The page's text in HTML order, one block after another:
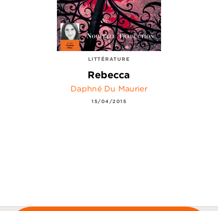
LITTÉRATURE
Rebecca
Daphné Du Maurier
15/04/2015